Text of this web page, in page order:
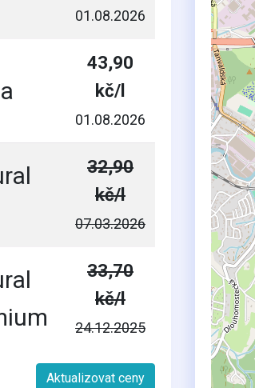
01.08.2026
43,90
kč/l
01.08.2026
32,90
kč/l
07.03.2026
33,70
kč/l
24.12.2025
Aktualizovat ceny